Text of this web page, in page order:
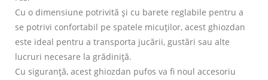
Cu o dimensiune potrivită și cu barete reglabile pentru a
se potrivi confortabil pe spatele micuților, acest ghiozdan
este ideal pentru a transporta jucării, gustări sau alte
lucruri necesare la grădiniță.
Cu siguranță, acest ghiozdan pufos va fi noul accesoriu